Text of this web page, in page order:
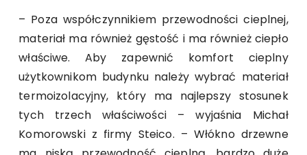
– Poza współczynnikiem przewodności cieplnej,
materiał ma również gęstość i ma również ciepło
właściwe. Aby zapewnić komfort cieplny
użytkownikom budynku należy wybrać materiał
termoizolacyjny, który ma najlepszy stosunek
tych trzech właściwości – wyjaśnia Michał
Komorowski z firmy Steico. – Włókno drzewne